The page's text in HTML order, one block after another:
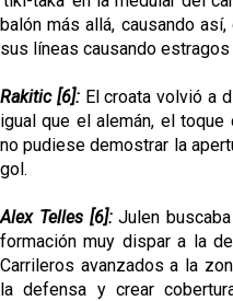
balón más allá, causando
sus líneas causando
Rakitic [6]:El croata volvió a
igual que el alemán, el
no pudiese demostrar la
gol.
Alex Telles [6]:Julen
formación muy dispar a la
Carrileros avanzados a la
la defensa y crear